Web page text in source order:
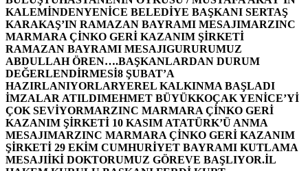
KALEMİNDENYENİCE BELEDİYE BAŞKANI SERTAŞ
KARAKAŞ’IN RAMAZAN BAYRAMI MESAJIMARZINC
MARMARA ÇİNKO GERİ KAZANIM ŞİRKETİ
RAMAZAN BAYRAMI MESAJIGURURUMUZ
ABDULLAH ÖREN….BAŞKANLARDAN DURUM
DEĞERLENDİRMESİ8 ŞUBAT’A
HAZIRLANIYORLARYEREL KALKINMA BAŞLADI
İMZALAR ATILDIMEHMET BÜYÜKKOÇAK YENİCE’Yİ
ÇOK SEVİYORMARZINC MARMARA ÇİNKO GERİ
KAZANIM ŞİRKETİ 10 KASIM ATATÜRK’Ü ANMA
MESAJIMARZINC MARMARA ÇİNKO GERİ KAZANIM
ŞİRKETİ 29 EKİM CUMHURİYET BAYRAMI KUTLAMA
MESAJIİKİ DOKTORUMUZ GÖREVE BAŞLIYOR.İL